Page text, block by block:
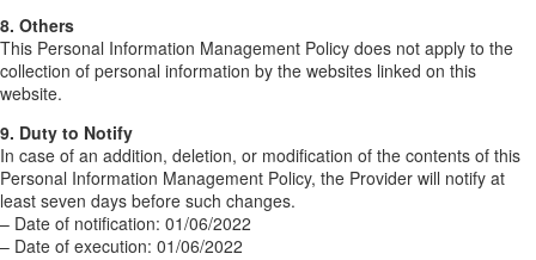
8. Others
This Personal Information Management Policy does not apply to the
collection of personal information by the websites linked on this
website.
9. Duty to Notify
In case of an addition, deletion, or modification of the contents of this
Personal Information Management Policy, the Provider will notify at
least seven days before such changes.
– Date of notification: 01/06/2022
– Date of execution: 01/06/2022